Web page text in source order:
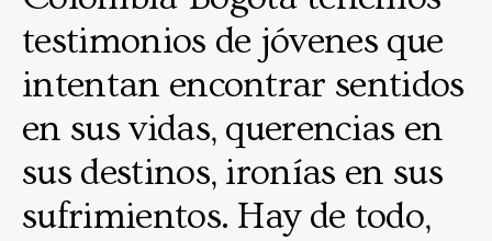
testimonios de jóvenes que
intentan encontrar sentidos
en sus vidas, querencias en
sus destinos, ironías en sus
sufrimientos. Hay de todo,